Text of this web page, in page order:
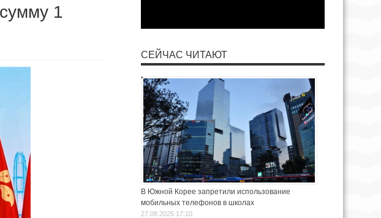
1
СЕЙЧАС ЧИТАЮТ
В Южной Корее запретили использование
мобильных телефонов в школах
27.08.2025 17:10